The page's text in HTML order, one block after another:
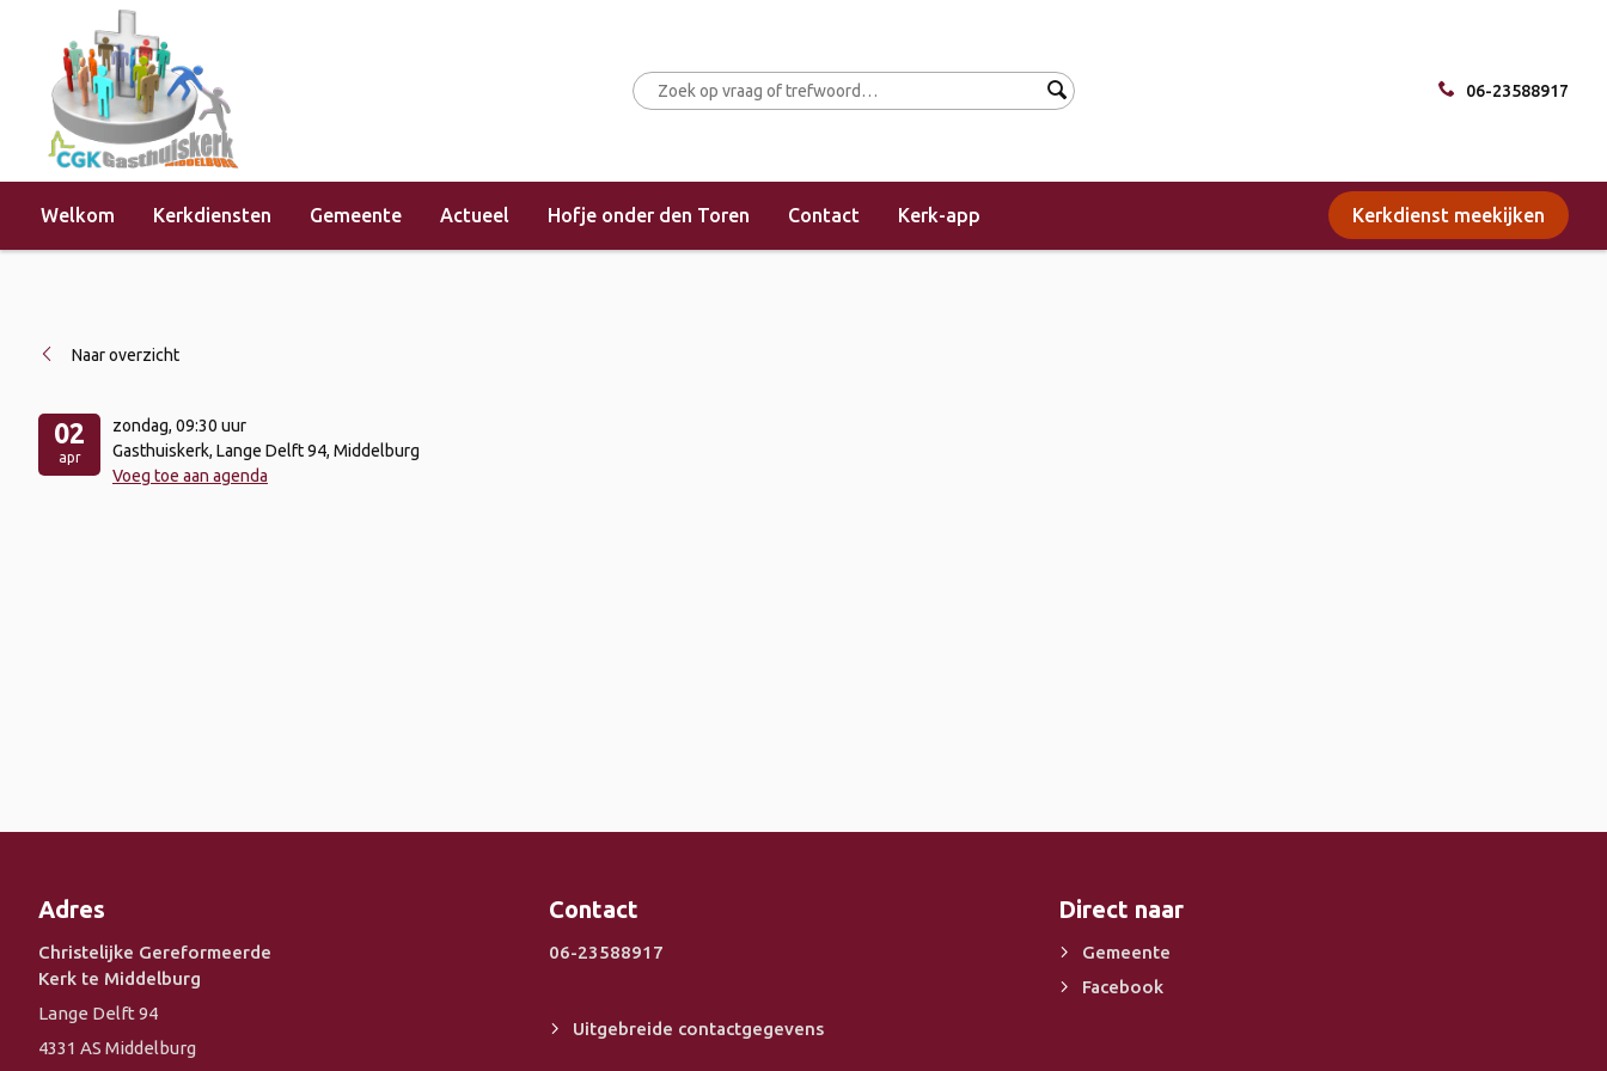
06-23588917
Welkom Kerkdiensten Gemeente Actueel Hofje onder den Toren Contact Kerk-app Kerkdienst meekijken
Home »Evenementen »Kerkdienst (morgendienst)
Naar overzicht
02
apr
zondag, 09:30 uur
Gasthuiskerk, Lange Delft 94, Middelburg
Voeg toe aan agenda
Adres
Christelijke Gereformeerde
Kerk te Middelburg
Lange Delft 94
4331 AS Middelburg
Contact
06-23588917
Uitgebreide contactgegevens
Direct naar
Gemeente
Facebook